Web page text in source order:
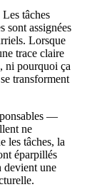
tâches
sont assignées
Lorsque
trace claire
ni pourquoi ça
transforment
—
ne
les tâches, la
éparpillés
devient une